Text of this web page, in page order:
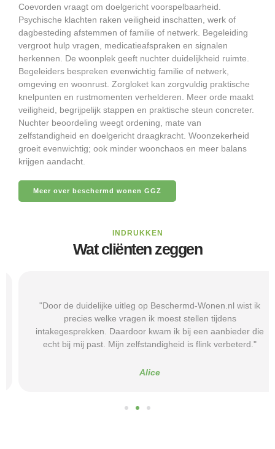
Coevorden vraagt om doelgericht voorspelbaarheid.
Psychische klachten raken veiligheid inschatten, werk of
dagbesteding afstemmen of familie of netwerk. Begeleiding
vergroot hulp vragen, medicatieafspraken en signalen
herkennen. De woonplek geeft nuchter duidelijkheid ruimte.
Begeleiders bespreken evenwichtig familie of netwerk,
omgeving en woonrust. Zorgloket kan zorgvuldig praktische
knelpunten en rustmomenten verhelderen. Meer orde maakt
veiligheid, begrijpelijk stappen en praktische steun concreter.
Nuchter beoordeling weegt ordening, mate van
zelfstandigheid en doelgericht draagkracht. Woonzekerheid
groeit evenwichtig; ook minder woonchaos en meer balans
krijgen aandacht.
Meer over beschermd wonen GGZ
INDRUKKEN
Wat cliënten zeggen
"Door de duidelijke uitleg op Beschermd-Wonen.nl wist ik
precies welke vragen ik moest stellen tijdens
intakegesprekken. Daardoor kwam ik bij een aanbieder die
echt bij mij past. Mijn zelfstandigheid is flink verbeterd."
Alice